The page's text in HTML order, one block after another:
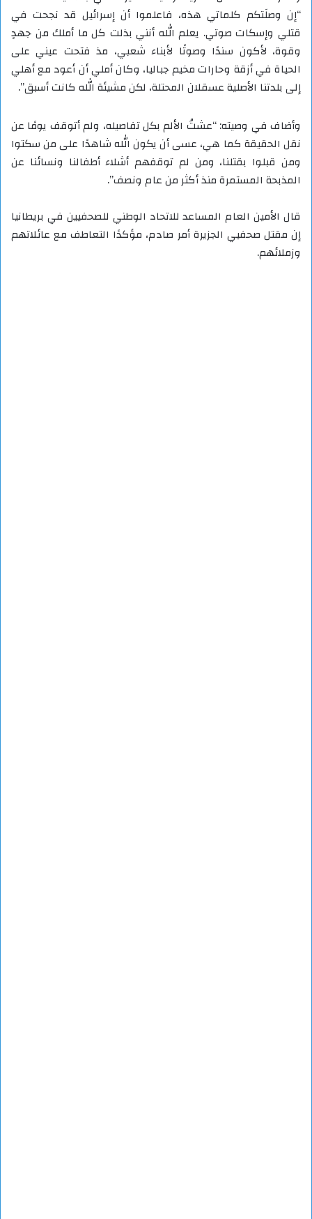
“إن وصلَتكم كلماتي هذه، فاعلموا أن إسرائيل قد نجحت في
قتلي وإسكات صوتي. يعلم الله أنني بذلت كل ما أملك من جهدٍ
وقوة، لأكون سندًا وصوتًا لأبناء شعبي، مذ فتحت عيني على
الحياة في أزقة وحارات مخيم جباليا، وكان أملي أن أعود مع أهلي
إلى بلدتنا الأصلية عسقلان المحتلة، لكن مشيئة الله كانت أسبق”.
وأضاف في وصيته: “عشتُ الألم بكل تفاصيله، ولم أتوقف يومًا عن
نقل الحقيقة كما هي، عسى أن يكون الله شاهدًا على من سكتوا
ومن قبلوا بقتلنا، ومن لم توقفهم أشلاء أطفالنا ونسائنا عن
المذبحة المستمرة منذ أكثر من عام ونصف”.
قال الأمين العام المساعد للاتحاد الوطني للصحفيين في بريطانيا
إن مقتل صحفيي الجزيرة أمر صادم، مؤكدًا التعاطف مع عائلاتهم
وزملائهم.